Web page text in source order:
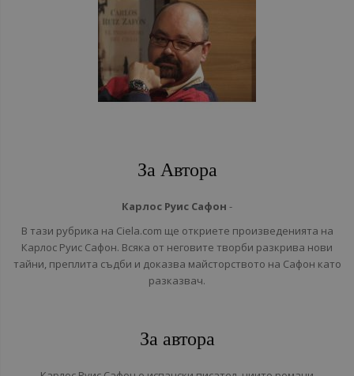
За Автора
Карлос Руис Сафон -
В тази рубрика на Ciela.com ще откриете произведенията на
Карлос Руис Сафон. Всяка от неговите творби разкрива нови
тайни, преплита съдби и доказва майсторството на Сафон като
разказвач.
За автора